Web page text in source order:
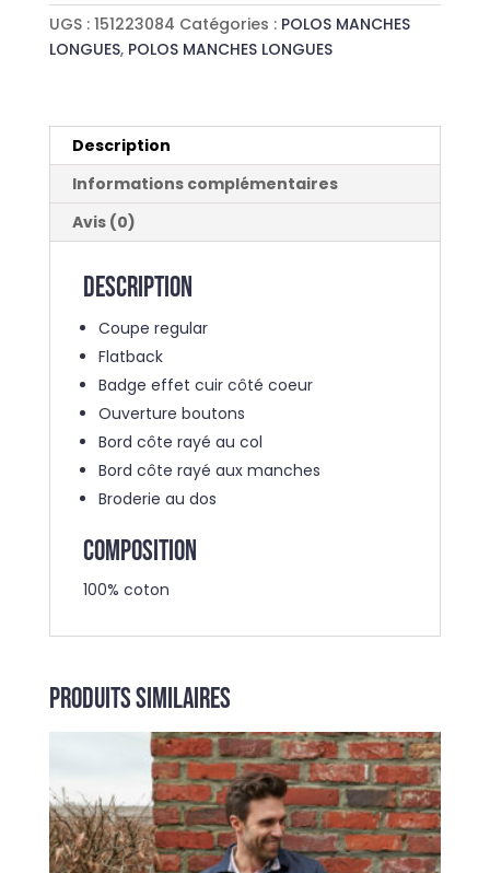
CASUAL
UGS : 151223084 Catégories : POLOS MANCHES
LONGUES, POLOS MANCHES LONGUES
Description
Informations complémentaires
Avis (0)
Description
Coupe regular
Flatback
Badge effet cuir côté coeur
Ouverture boutons
Bord côte rayé au col
Bord côte rayé aux manches
Broderie au dos
COMPOSITION
100% coton
Produits similaires